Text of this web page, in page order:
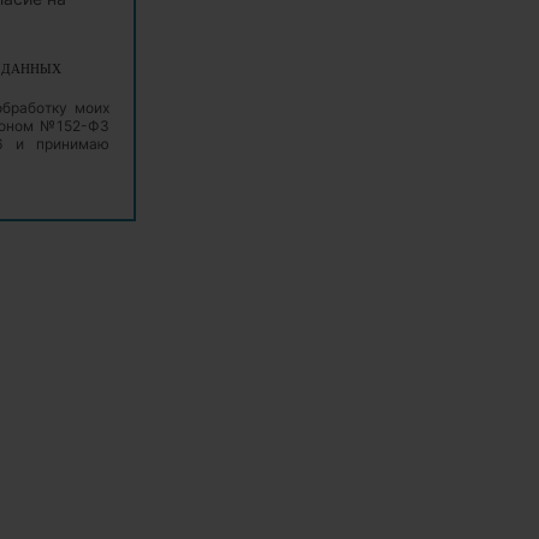
ДАННЫХ
моих
№152-ФЗ
и принимаю